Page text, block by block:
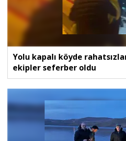
Yolu kapalı köyde
ekipler seferber oldu